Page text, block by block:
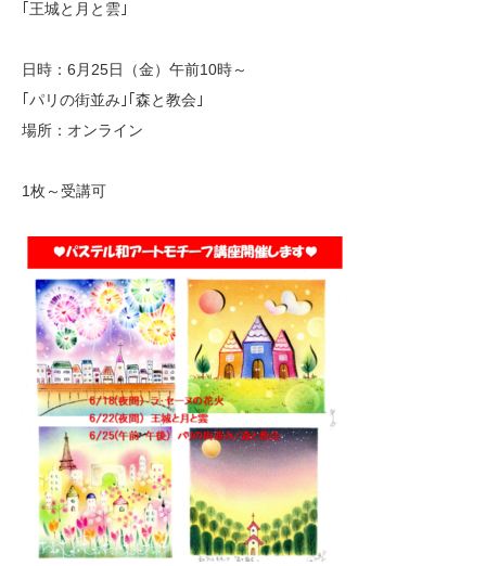
｢王城と月と雲｣
日時：6月25日（金）午前10時～
｢パリの街並み｣｢森と教会｣
場所：オンライン
1枚～受講可